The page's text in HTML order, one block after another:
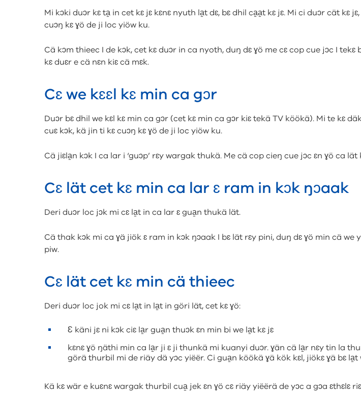
Mi kɔki duɔr kɛ ta̱ in cet kɛ jɛ kɛnɛ nyuth la̱t dɛ, bɛ dhil ca̱a̱t kɛ jɛ. Mi ci duɔr cät kɛ
cuɔŋ kɛ ɣö de ji loc yiöw ku.
Cä kɔm thieec I de kɔk, cet kɛ duɔr in ca nyoth, duŋ dɛ ɣö me cɛ cop cue jɔc I tekɛ
kɛ duɛr e cä nɛn kiɛ cä mɛk.
Cɛ we kɛɛl kɛ min ca gɔr
Duɔr bɛ dhil we kɛl kɛ min ca gɔr (cet kɛ min ca gɔr kiɛ tekä TV köökä). Mi te kɛ
cuɛ kɔk, kä jin ti kɛ cuɔŋ kɛ ɣö de ji loc yiöw ku.
Cä jiɛla̱n kɔk I ca lar i ‘guɔp’ rɛy wargak thukä. Me cä cop cieŋ cue jɔc ɛn ɣö ca lät
Cɛ lät cet kɛ min ca lar ɛ ram in kɔk ŋɔaak
Deri duɔr loc jɔk mi cɛ la̱t in ca lar ɛ gua̱n thukä lät.
Cä thak kɔk mi ca ɣä jiök ɛ ram in kɔk ŋɔaak I bɛ lät rɛy pini, duŋ dɛ ɣö min cä we
piw.
Cɛ lät cet kɛ min cä thieec
Deri duɔr loc jok mi cɛ la̱t in la̱t in göri lät, cet kɛ ɣö:
Ɛ käni jɛ ni kɔk ciɛ la̱r gua̱n thuɔk ɛn min bi we la̱t kɛ jɛ
kɛnɛ ɣö ŋäthi min ca la̱r ji ɛ ji thunkä mi kuanyi duɔr. ɣän cä la̱r nɛy tin la
görä thurbil mi de riäy dä yɔc yiëër. Ci gua̱n köökä ɣä kök kɛl, jiökɛ ɣä bɛ la̱t
Kä kɛ wär e kuɛnɛ wargak thurbil cua̱ jek ɛn ɣö cɛ riäy yiëërä de yɔc a gɔa ɛthɛlɛ